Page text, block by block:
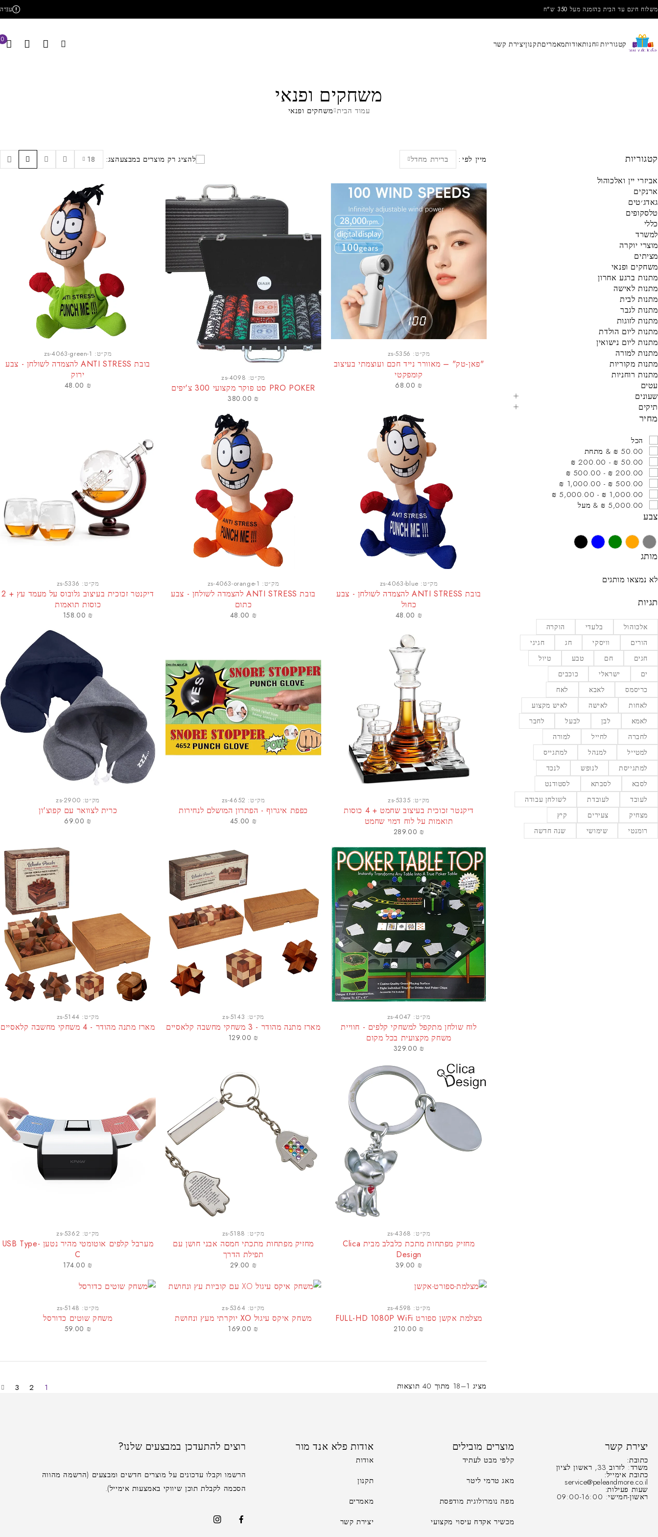
משלוח חינם עד הבית בהזמנה מעל 350 ש"ח עזרה
קטגוריות חנותאודותמאמריםתקנוןיצירת קשר 0
משחקים ופנאי
עמוד הבית משחקים ופנאי
קטגוריות
אביזרי יין ואלכוהול
ארנקים
גאדג׳טים
טלסקופים
כללי
למשרד
מוצרי יוקרה
מציתים
משחקים ופנאי
מתנות ברגע אחרון
מתנות לאישה
מתנות לבית
מתנות לגבר
מתנות לזוגות
מתנות ליום הולדת
מתנות ליום נישואין
מתנות למורה
מתנות מקוריות
מתנות רוחניות
עטים
שעונים
תיקים
מחיר
הכל
50.00 ₪ & מתחת
50.00 ₪ - 200.00 ₪
200.00 ₪ - 500.00 ₪
500.00 ₪ - 1,000.00 ₪
1,000.00 ₪ - 5,000.00 ₪
5,000.00 ₪ & מעל
צבע
מותג
לא נמצאו מותגים
תגיות
אלכוהול בלעדי
הוקרה
הורים
וויסקי חג
חגיגי
חגים
חם טבע
טיול
ים
ישראלי
כוכבים
כריסמס
לאבא
לאח
לאחות
לאישה
לאיש מקצוע
לאמא
לבן לבעל
לחבר
לחברה
לחייל
למורה
למטייל
למנהל
למתגייס
למתגייסת
לנופש
לנכד
לסבא
לסבתא
לסטודנט
לעובד
לעובדת
לשולחן עבודה
מצחיק
צעירים
קיץ
רומנטי
שימושי שנה חדשה
מיין לפי ברירת מחדל להציג רק מוצרים במבצעהצג: 18
מק״ט: zs-5356
"פאן-טק" – מאוורר נייד חכם ועוצמתי בעיצוב
קומפקטי
68.00 ₪
מק״ט: zs-4098
PRO POKER סט פוקר מקצועי 300 צ'יפים
380.00 ₪
מק״ט: zs-4063-green-1
בובת ANTI STRESS להצמדה לשולחן - צבע
ירוק
48.00 ₪
מק״ט: zs-4063-blue
בובת ANTI STRESS להצמדה לשולחן - צבע
כחול
48.00 ₪
מק״ט: zs-4063-orange-1
בובת ANTI STRESS להצמדה לשולחן - צבע
כתום
48.00 ₪
מק״ט: zs-5336
דיקנטר זכוכית בעיצוב גלובוס על מעמד עץ + 2
כוסות תואמות
158.00 ₪
מק״ט: zs-5335
דיקנטר זכוכית בעיצוב שחמט + 4 כוסות
תואמות על לוח דמוי שחמט
289.00 ₪
מק״ט: zs-4652
כפפת איגרוף - הפתרון המושלם לנחירות
45.00 ₪
מק״ט: zs-2900
כרית לצוואר עם קפוצ'ון
69.00 ₪
מק״ט: zs-4047
לוח שולחן מתקפל למשחקי קלפים - חוויית
משחק מקצועית בכל מקום
329.00 ₪
מק״ט: zs-5143
מארז מתנה מהודר - 3 משחקי מחשבה קלאסיים
129.00 ₪
מק״ט: zs-5144
מארז מתנה מהודר - 4 משחקי מחשבה קלאסיים
מק״ט: zs-4368
מחזיק מפתחות מתכת כלבלב מבית Clica
Design
39.00 ₪
מק״ט: zs-5188
מחזיק מפתחות מתכתי חמסה אבני חושן עם
תפילת הדרך
29.00 ₪
מק״ט: zs-5362
מערבל קלפים אוטומטי מהיר נטען USB Type-
C
174.00 ₪
מק״ט: zs-4598
מצלמת אקשן ספורט FULL-HD 1080P WiFi
210.00 ₪
מק״ט: zs-5364
משחק איקס עיגול XO יוקרתי מעץ ונחושת
169.00 ₪
מק״ט: zs-5148
משחק שוטים כדורסל
59.00 ₪
מציג 1–18 מתוך 40 תוצאות 1
2
3
יצירת קשר
כתובת:
משרד: לזרוב 33, ראשון לציון
כתובת אימייל:
service@peleandmore.co.il
שעות פעילות:
ראשון-חמישי: 09:00-16:00
מוצרים מובילים
קלפי מבט לעתיד
מאג טרמי ליטר
מפה נומרולוגית מודפסת
מכשיר אקדח עיסוי מקצועי
אודות פלא אנד מור
אודות
תקנון
מאמרים
יצירת קשר
רוצים להתעדכן במבצעים שלנו?
הרשמו וקבלו עדכונים על מוצרים חדשים ומבצעים (הרשמה מהווה
הסכמה לקבלת תוכן שיווקי באמצעות אימייל).